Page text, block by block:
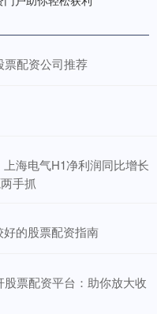
票配资公司推荐
海电气H1净利润同比增长
手抓
的股票配资指南
票配资平台：助你放大收